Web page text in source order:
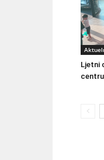
Ljetni
centru